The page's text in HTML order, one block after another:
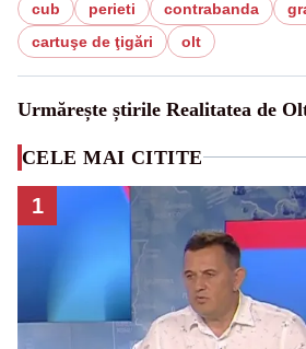
cub perieti contrabanda
cartuşe de ţigări
olt
Urmărește știrile Realitatea de
CELE MAI CITITE
1